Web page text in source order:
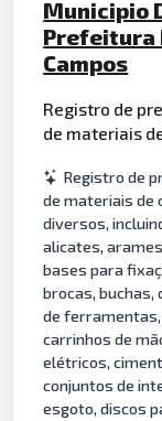
Municipio
Prefeitura
Campos
Registro de
de materiais
Registro de
de materiais de
diversos,
alicates,
bases para
brocas, buchas,
de ferramentas,
carrinhos de
elétricos,
conjuntos de
esgoto, discos